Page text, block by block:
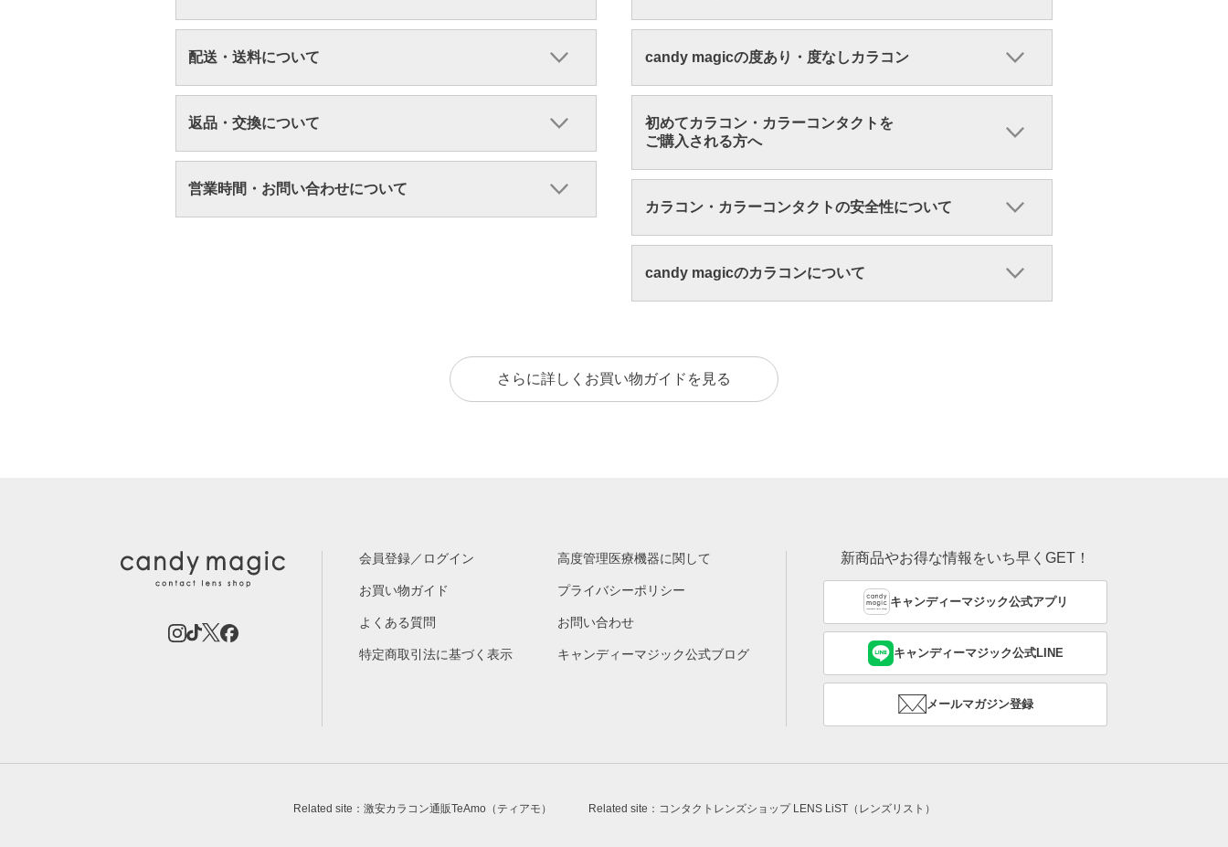
配送・送料について
返品・交換について
営業時間・お問い合わせについて
candy magicの度あり・度なしカラコン
初めてカラコン・カラーコンタクトを
ご購入される方へ
カラコン・カラーコンタクトの安全性について
candy magicのカラコンについて
さらに詳しくお買い物ガイドを見る
会員登録／ログイン
お買い物ガイド
よくある質問
特定商取引法に基づく表示
高度管理医療機器に関して
プライバシーポリシー
お問い合わせ
キャンディーマジック公式ブログ
新商品やお得な情報をいち早くGET！
キャンディーマジック公式アプリ
キャンディーマジック公式LINE
メールマガジン登録
Related site：激安カラコン通販TeAmo（ティアモ） Related site：コンタクトレンズショップ LENS LiST（レンズリスト）